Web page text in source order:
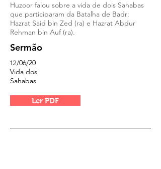
Huzoor falou sobre a vida de dois Sahabas
que participaram da Batalha de Badr:
Hazrat Said bin Zed (ra) e Hazrat Abdur
Rehman bin Auf (ra).
Sermão
12/06/20
Vida dos
Sahabas
Ler PDF